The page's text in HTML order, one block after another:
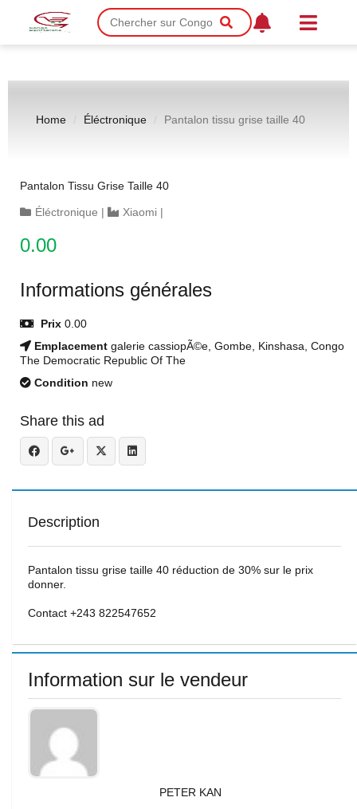
Home Éléctronique Pantalon tissu grise taille 40
Pantalon Tissu Grise Taille 40
Éléctronique | Xiaomi |
0.00
Informations générales
Prix 0.00
Emplacement galerie cassiopÃ©e, Gombe, Kinshasa, Congo
The Democratic Republic Of The
Condition new
Share this ad
Description
Pantalon tissu grise taille 40 réduction de 30% sur le prix
donner.
Contact +243 822547652
Information sur le vendeur
PETER KAN